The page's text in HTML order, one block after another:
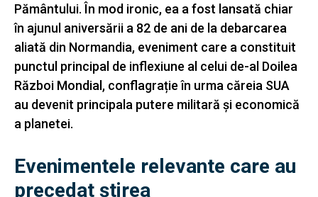
Pământului. În mod ironic, ea a fost lansată chiar
în ajunul aniversării a 82 de ani de la debarcarea
aliată din Normandia, eveniment care a constituit
punctul principal de inflexiune al celui de-al Doilea
Război Mondial, conflagrație în urma căreia SUA
au devenit principala putere militară și economică
a planetei.
Evenimentele relevante care au
precedat știrea